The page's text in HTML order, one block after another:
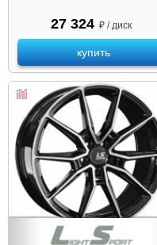
27 324 ₽ / диск
купить